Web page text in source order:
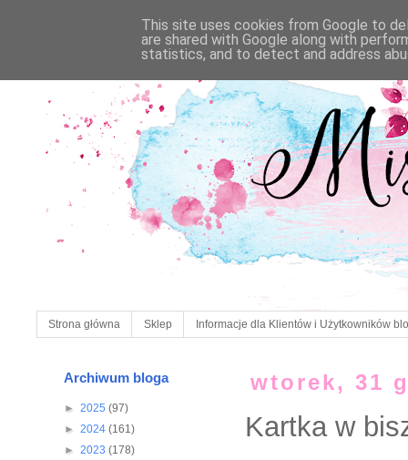
Strona główna Sklep Informacje dla Klientów i Użytkowników
wtorek, 31
Kartka w
Archiwum bloga
► 2025 (97)
► 2024 (161)
► 2023 (178)
This site uses cookies from Google to
are shared with Google along with
statistics, and to detect and address